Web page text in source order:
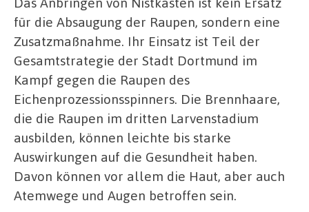
für die Absaugung der Raupen, sondern eine
Zusatzmaßnahme. Ihr Einsatz ist Teil der
Gesamtstrategie der Stadt Dortmund im
Kampf gegen die Raupen des
Eichenprozessionsspinners. Die Brennhaare,
die die Raupen im dritten Larvenstadium
ausbilden, können leichte bis starke
Auswirkungen auf die Gesundheit haben.
Davon können vor allem die Haut, aber auch
Atemwege und Augen betroffen sein.